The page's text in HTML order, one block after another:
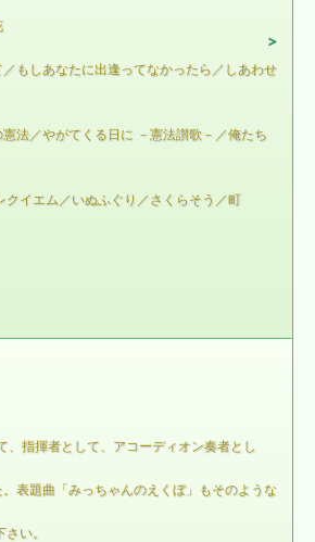
もしあなたに出逢ってなかったら／しあわせ
法／やがてくる日に －憲法讃歌－／俺たち
イエム／いぬふぐり／さくらそう／町
、指揮者として、アコーディオン奏者とし
表題曲「みっちゃんのえくぼ」もそのような
い。